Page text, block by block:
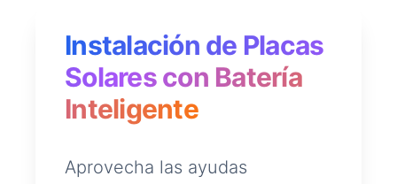
Instalación de Placas
Solares con Batería
Inteligente
Aprovecha las ayudas